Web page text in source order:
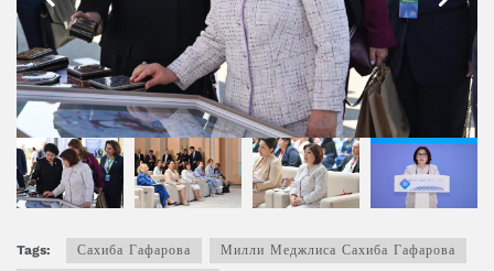
Tags: Сахиба Гафарова
Милли Меджлиса Сахиба Гафарова